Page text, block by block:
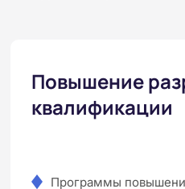
Повышение
квалификации
Программы